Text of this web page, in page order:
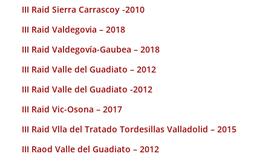
III Raid Sierra Carrascoy -2010
III Raid Valdegovia – 2018
III Raid Valdegovía-Gaubea – 2018
III Raid Valle del Guadiato – 2012
III Raid Valle del Guadiato -2012
III Raid Vic-Osona – 2017
III Raid Vlla del Tratado Tordesillas Valladolid – 2015
III Raod Valle del Guadiato – 2012